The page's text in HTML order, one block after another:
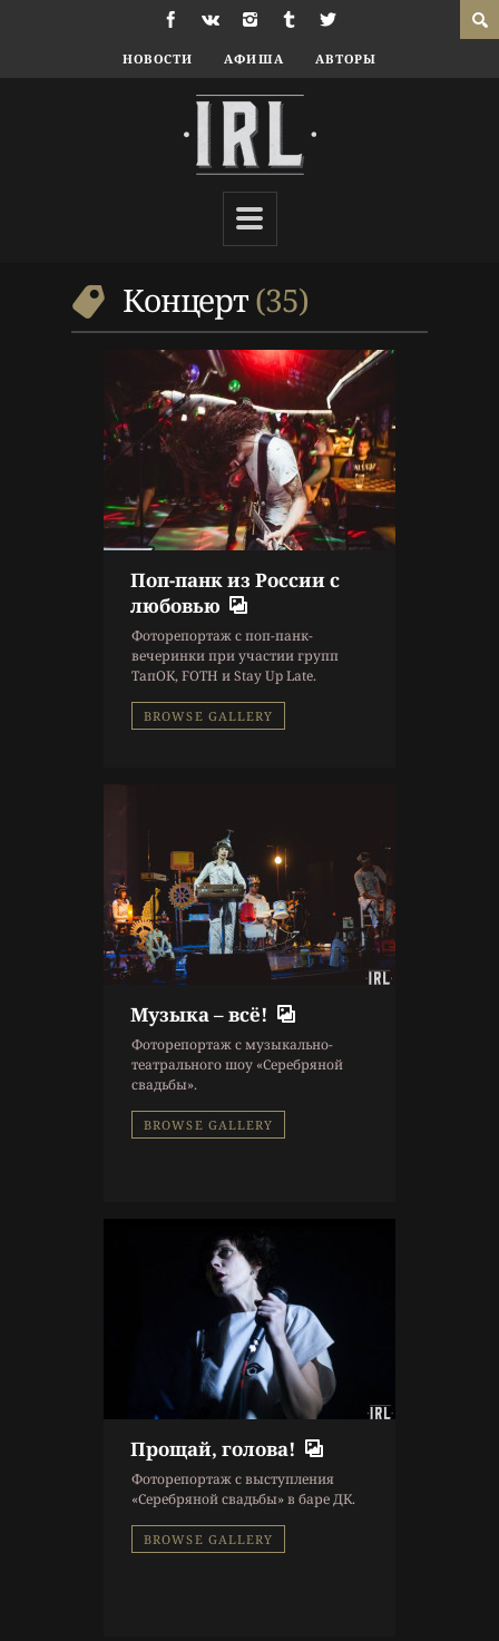
НОВОСТИ АФИША АВТОРЫ
Концерт 35
9 г. назад
Поп-панк
Фоторепортаж
Поп-панк из России с
любовью
Фоторепортаж с поп-панк-
вечеринки при участии групп
ТапОК, FOTH и Stay Up Late.
BROWSE GALLERY
9 г. назад
Концерт
Музыка – всё!
Фоторепортаж с музыкально-
театрального шоу «Серебряной
свадьбы».
BROWSE GALLERY
Репортаж
Концерт
Прощай, голова!
Фоторепортаж с выступления
«Серебряной свадьбы» в баре ДК.
BROWSE GALLERY
10 г. назад
Репортаж